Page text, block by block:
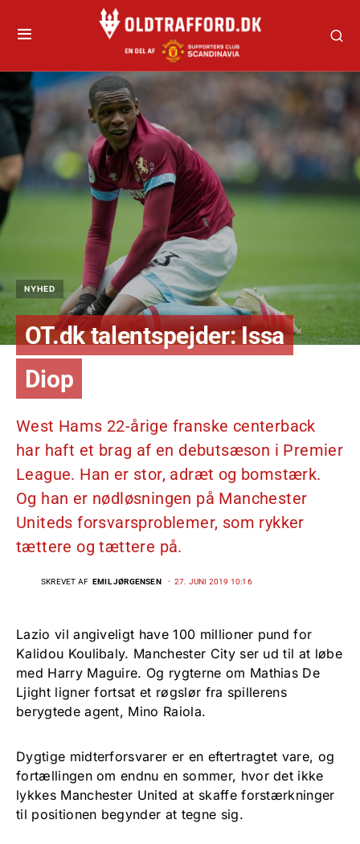
NYHED
OT.dk talentspejder: Issa
Diop
West Hams 22-årige franske centerback
har haft et brag af en debutsæson i Premier
League. Han er stor, adræt og bomstærk.
Og han er nødløsningen på Manchester
Uniteds forsvarsproblemer, som rykker
tættere og tættere på.
SKREVET AF EMIL JØRGENSEN 27. JUNI 2019 10:16
Lazio vil angiveligt have 100 millioner pund for
Kalidou Koulibaly. Manchester City ser ud til at løbe
med Harry Maguire. Og rygterne om Mathias De
Ljight ligner fortsat et røgslør fra spillerens
berygtede agent, Mino Raiola.
Dygtige midterforsvarer er en eftertragtet vare, og
fortællingen om endnu en sommer, hvor det ikke
lykkes Manchester United at skaffe forstærkninger
til positionen begynder at tegne sig.